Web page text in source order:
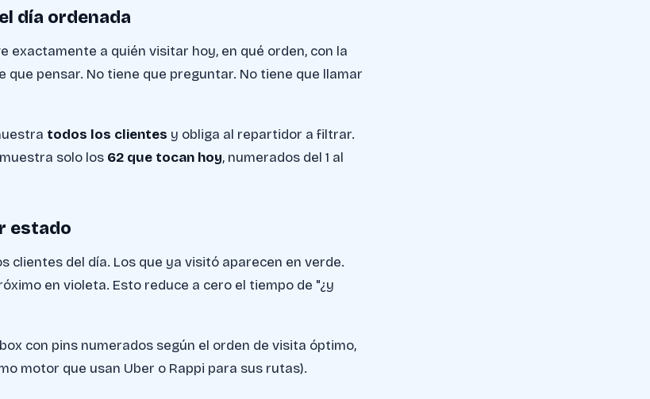
día ordenada
exactamente a quién visitar hoy, en qué orden, con la
que pensar. No tiene que preguntar. No tiene que llamar
todos los clientes y obliga al repartidor a filtrar.
solo los 62 que tocan hoy, numerados del 1 al
estado
clientes del día. Los que ya visitó aparecen en verde.
en violeta. Esto reduce a cero el tiempo de "¿y
con pins numerados según el orden de visita óptimo,
motor que usan Uber o Rappi para sus rutas).